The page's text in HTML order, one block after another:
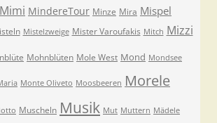
Mimi MindereTour Minze Mira Mispel
Mistelzweige Mister Varoufakis Mitch Mizzi
Mohnblüten Mole West Mond Mondsee
Monte Oliveto Moosbeeren Morele
Muscheln Musik Mut Muttern Mädele